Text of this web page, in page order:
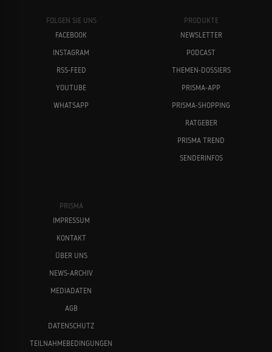
FOLGEN SIE UNS
FACEBOOK
INSTAGRAM
RSS-FEED
YOUTUBE
WHATSAPP
PRODUKTE
NEWSLETTER
PODCAST
THEMEN-DOSSIERS
PRISMA-APP
PRISMA-SHOPPING
RATGEBER
PRISMA TREND
SENDERINFOS
PRISMA
IMPRESSUM
KONTAKT
ÜBER UNS
NEWS-ARCHIV
MEDIADATEN
AGB
DATENSCHUTZ
TEILNAHMEBEDINGUNGEN